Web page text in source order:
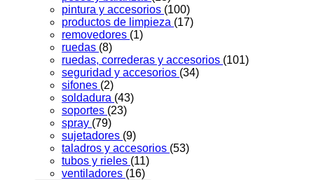
pintura y accesorios (100)
productos de limpieza (17)
removedores (1)
ruedas (8)
ruedas, correderas y accesorios (101)
seguridad y accesorios (34)
sifones (2)
soldadura (43)
soportes (23)
spray (79)
sujetadores (9)
taladros y accesorios (53)
tubos y rieles (11)
ventiladores (16)